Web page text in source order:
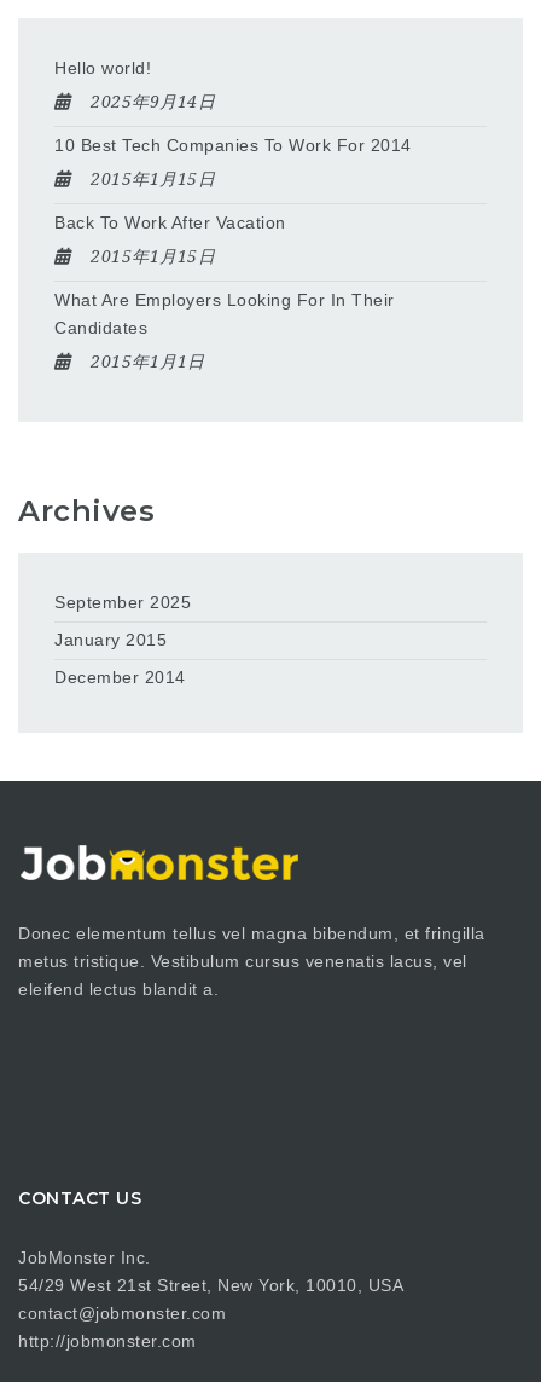
Hello world!
2025年9月14日
10 Best Tech Companies To Work For 2014
2015年1月15日
Back To Work After Vacation
2015年1月15日
What Are Employers Looking For In Their
Candidates
2015年1月1日
Archives
September 2025
January 2015
December 2014
Donec elementum tellus vel magna bibendum, et fringilla
metus tristique. Vestibulum cursus venenatis lacus, vel
eleifend lectus blandit a.
CONTACT US
JobMonster Inc.
54/29 West 21st Street, New York, 10010, USA
contact@jobmonster.com
http://jobmonster.com